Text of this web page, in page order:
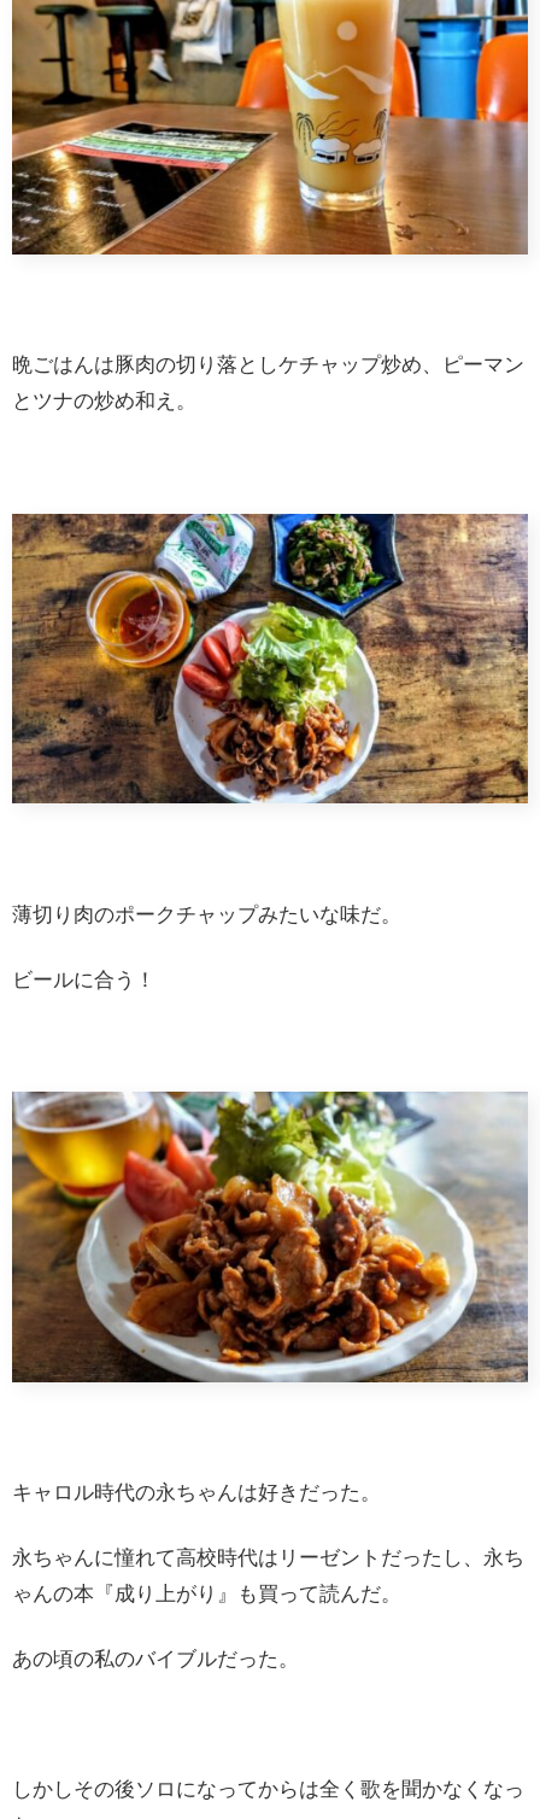
晩ごはんは豚肉の切り落としケチャップ炒め、ピーマン
とツナの炒め和え。
薄切り肉のポークチャップみたいな味だ。
ビールに合う！
キャロル時代の永ちゃんは好きだった。
永ちゃんに憧れて高校時代はリーゼントだったし、永ち
ゃんの本『成り上がり』も買って読んだ。
あの頃の私のバイブルだった。
しかしその後ソロになってからは全く歌を聞かなくなっ